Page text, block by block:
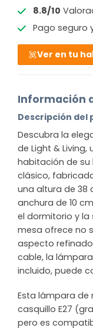
8.8/10
Pago seguro
Ver en tu
Información
Descripción del
Descubra la
de Light &
habitación de su
clásico,
una altura de 38
anchura de 10
el dormitorio y
mesa ofrece no
aspecto
cable, la
incluido, puede
Esta lámpara de
casquillo E27
pero es